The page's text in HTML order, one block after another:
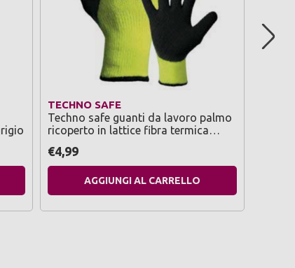
TECHNO SAFE
Techno safe guanti da lavoro palmo
ricoperto in lattice fibra termica
10 colore giallo/nero
€4,99
AGGIUNGI AL CARRELLO